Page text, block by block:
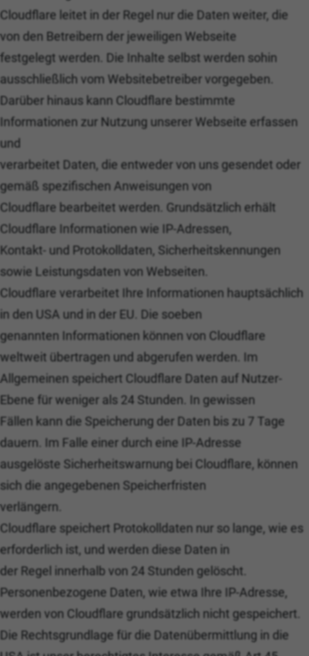
Cloudflare leitet in der Regel nur die Daten weiter, die
von den Betreibern der jeweiligen Webseite
festgelegt werden. Die Inhalte selbst werden sohin
ausschließlich vom Websitebetreiber vorgegeben.
Darüber hinaus kann Cloudflare bestimmte
Informationen zur Nutzung unserer Webseite erfassen
und
verarbeitet Daten, die entweder von uns gesendet oder
gemäß spezifischen Anweisungen von
Cloudflare bearbeitet werden. Grundsätzlich erhält
Cloudflare Informationen wie IP-Adressen,
Kontakt- und Protokolldaten, Sicherheitskennungen
sowie Leistungsdaten von Webseiten.
Cloudflare verarbeitet Ihre Informationen hauptsächlich
in den USA und in der EU. Die soeben
genannten Informationen können von Cloudflare
weltweit übertragen und abgerufen werden. Im
Allgemeinen speichert Cloudflare Daten auf Nutzer-
Ebene für weniger als 24 Stunden. In gewissen
Fällen kann die Speicherung der Daten bis zu 7 Tage
dauern. Im Falle einer durch eine IP-Adresse
ausgelöste Sicherheitswarnung bei Cloudflare, können
sich die angegebenen Speicherfristen
verlängern.
Cloudflare speichert Protokolldaten nur so lange, wie es
erforderlich ist, und werden diese Daten in
der Regel innerhalb von 24 Stunden gelöscht.
Personenbezogene Daten, wie etwa Ihre IP-Adresse,
werden von Cloudflare grundsätzlich nicht gespeichert.
Die Rechtsgrundlage für die Datenübermittlung in die